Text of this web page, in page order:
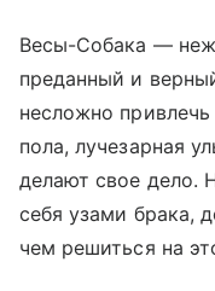
Весы-Собака —
преданный и
несложно
пола, лучезарная
делают свое дело.
себя узами брака,
чем решиться на